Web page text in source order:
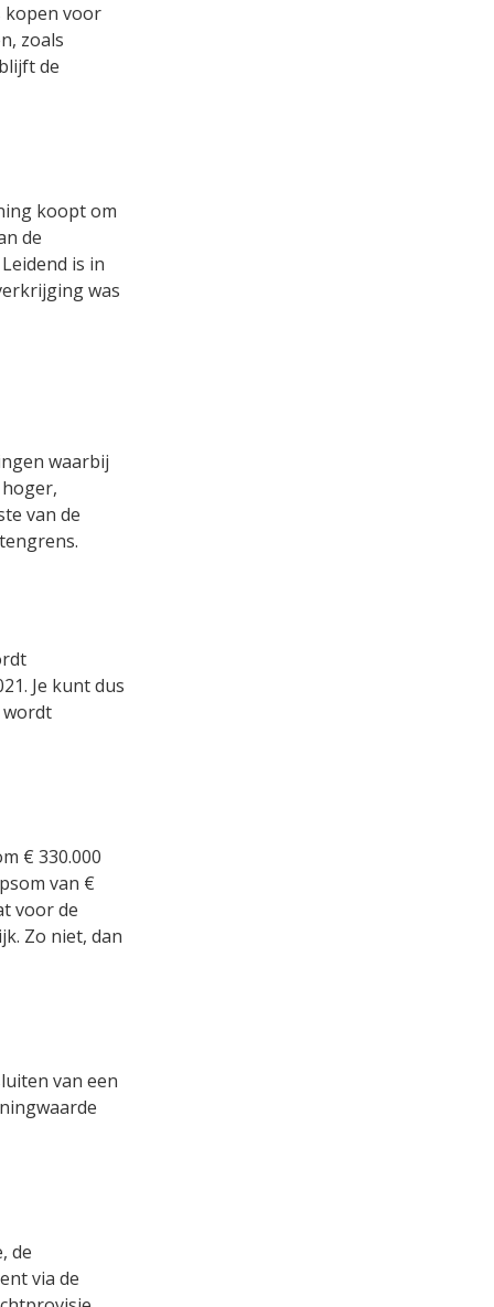
kopen voor
zoals
de
koopt om
de
is in
was
waarbij
van de
Je kunt dus
wordt
€ 330.000
van €
voor de
Zo niet, dan
van een
de
via de